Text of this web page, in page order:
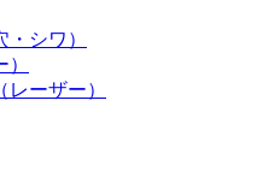
シワ）
ーザー）